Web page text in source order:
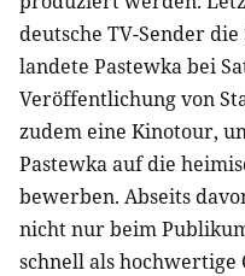
deutsche TV-Sender
landete Pastewka bei
Veröffentlichung von
zudem eine Kinotour,
Pastewka auf die
bewerben. Abseits
nicht nur beim
schnell als hochwertige